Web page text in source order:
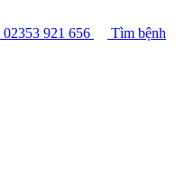
02353 921 656
Tìm bệnh